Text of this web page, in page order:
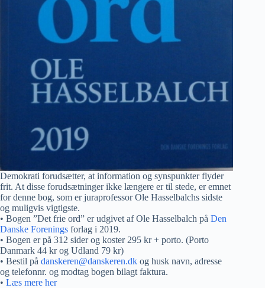
Demokrati forudsætter, at information og synspunkter flyder
frit. At disse forudsætninger ikke længere er til stede, er emnet
for denne bog, som er juraprofessor Ole Hasselbalchs sidste
og muligvis vigtigste.
• Bogen ”Det frie ord” er udgivet af Ole Hasselbalch på Den
Danske Forenings forlag i 2019.
• Bogen er på 312 sider og koster 295 kr + porto. (Porto
Danmark 44 kr og Udland 79 kr)
• Bestil på danskeren@danskeren.dk og husk navn, adresse
og telefonnr. og modtag bogen bilagt faktura.
• Læs mere her